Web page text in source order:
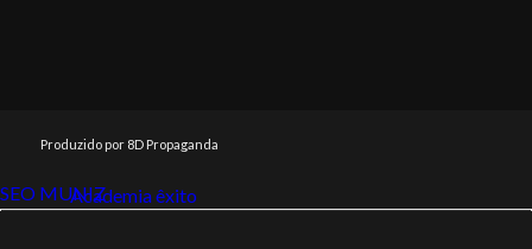
Produzido por 8D Propaganda
SEO MUNIZ
Link112Academia êxito